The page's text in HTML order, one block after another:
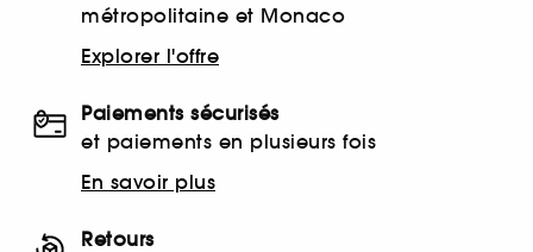
métropolitaine et Monaco
Explorer l'offre
Paiements sécurisés
et paiements en plusieurs fois
En savoir plus
Retours